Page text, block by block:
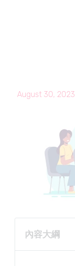
August 30, 2023
內容大綱